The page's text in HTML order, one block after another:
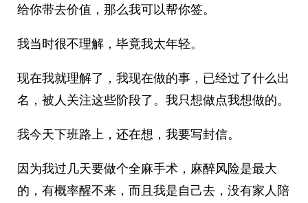
给你带去价值，那么我可以帮你签。
我当时很不理解，毕竟我太年轻。
现在我就理解了，我现在做的事，已经过了什么出
名，被人关注这些阶段了。我只想做点我想做的。
我今天下班路上，还在想，我要写封信。
因为我过几天要做个全麻手术，麻醉风险是最大
的，有概率醒不来，而且我是自己去，没有家人陪